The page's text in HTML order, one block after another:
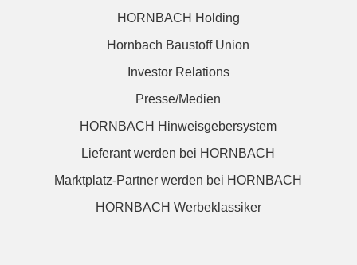
HORNBACH Holding
Hornbach Baustoff Union
Investor Relations
Presse/Medien
HORNBACH Hinweisgebersystem
Lieferant werden bei HORNBACH
Marktplatz-Partner werden bei HORNBACH
HORNBACH Werbeklassiker